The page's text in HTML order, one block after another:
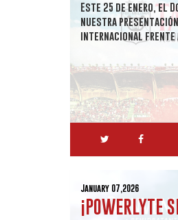
Este 25 de enero, el
nuestra
internacional
January 07,2026
¡POWERLYTE